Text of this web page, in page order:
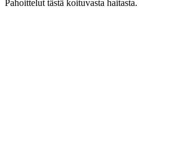
Pahoittelut tästä koituvasta haitasta.